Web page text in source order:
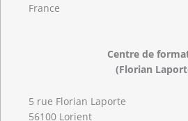
France
Centre de
(Florian
5 rue Florian Laporte
56100 Lorient